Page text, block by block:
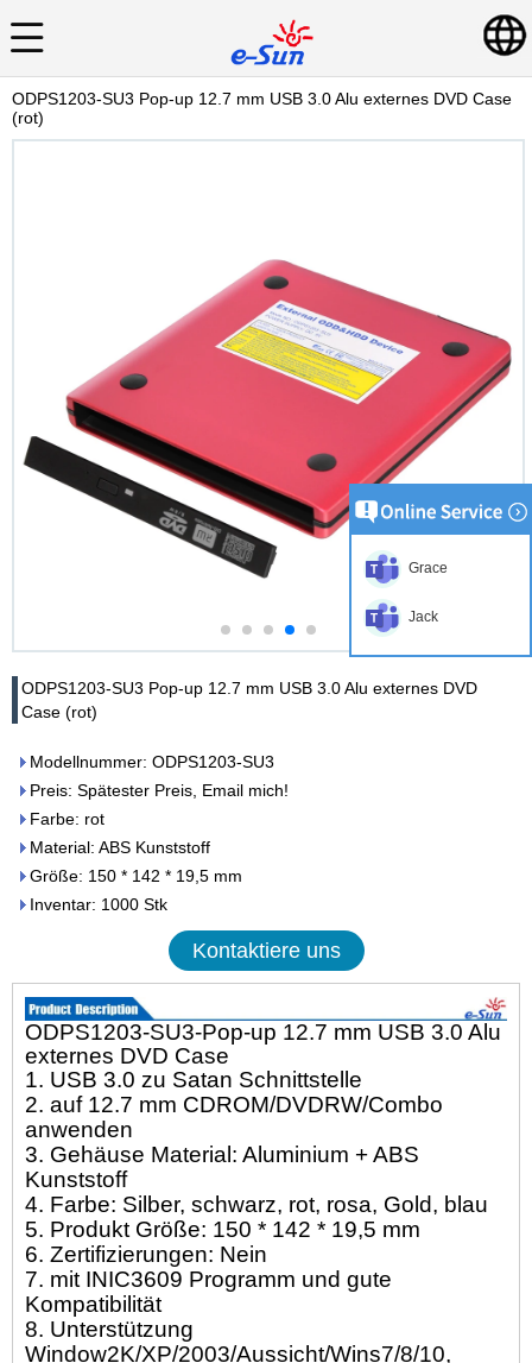
ODPS1203-SU3 Pop-up 12.7 mm USB 3.0 Alu externes DVD Case
(rot)
ODPS1203-SU3 Pop-up 12.7 mm USB 3.0 Alu externes DVD
Case (rot)
Modellnummer: ODPS1203-SU3
Preis: Spätester Preis, Email mich!
Farbe: rot
Material: ABS Kunststoff
Größe: 150 * 142 * 19,5 mm
Inventar: 1000 Stk
Kontaktiere uns
ODPS1203-SU3-Pop-up 12.7 mm USB 3.0 Alu
externes DVD Case
1. USB 3.0 zu Satan Schnittstelle
2. auf 12.7 mm CDROM/DVDRW/Combo
anwenden
3. Gehäuse Material: Aluminium + ABS
Kunststoff
4. Farbe: Silber, schwarz, rot, rosa, Gold, blau
5. Produkt Größe: 150 * 142 * 19,5 mm
6. Zertifizierungen: Nein
7. mit INIC3609 Programm und gute
Kompatibilität
8. Unterstützung
Window2K/XP/2003/Aussicht/Wins7/8/10,
Grace
Jack